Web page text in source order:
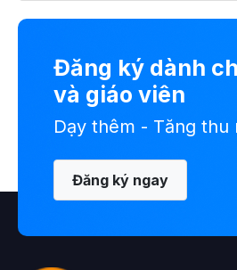
Đăng ký dành
và giáo viên
Dạy thêm - Tăng thu
Đăng ký ngay